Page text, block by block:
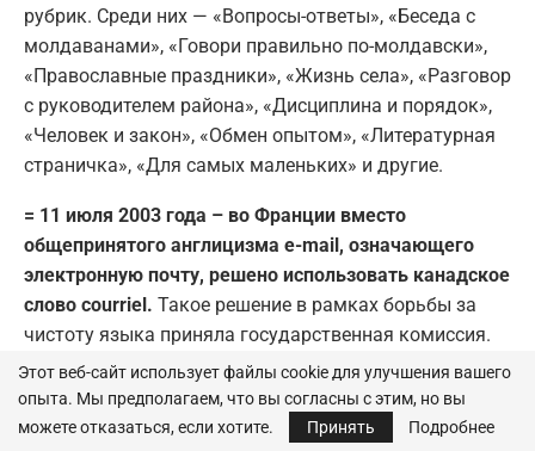
рубрик. Среди них — «Вопросы-ответы», «Беседа с
молдаванами», «Говори правильно по-молдавски»,
«Православные праздники», «Жизнь села», «Разговор
с руководителем района», «Дисциплина и порядок»,
«Человек и закон», «Обмен опытом», «Литературная
страничка», «Для самых маленьких» и другие.
= 11 июля 2003 года – во Франции вместо
общепринятого англицизма e-mail, означающего
электронную почту, решено использовать канадское
слово courriel. Такое решение в рамках борьбы за
чистоту языка приняла государственная комиссия.
= 11 июля 2021 года — на парламентских выборах
PAS получила большинство в парламенте.
Этот веб-сайт использует файлы cookie для улучшения вашего
опыта. Мы предполагаем, что вы согласны с этим, но вы
можете отказаться, если хотите.
Принять Подробнее